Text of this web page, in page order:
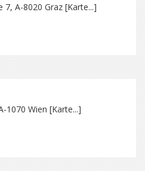
7, A-8020 Graz [Karte...]
1070 Wien [Karte...]